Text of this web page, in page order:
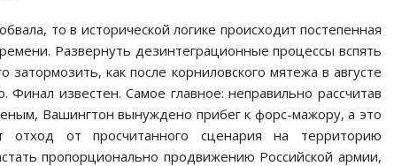
то в исторической логике происходит постепенная
Развернуть дезинтеграционные процессы вспять
как после корниловского мятежа в августе
известен. Самое главное: неправильно рассчитав
Вашингтон вынуждено прибег к форс-мажору, а это
от просчитанного сценария на территорию
пропорционально продвижению Российской армии,